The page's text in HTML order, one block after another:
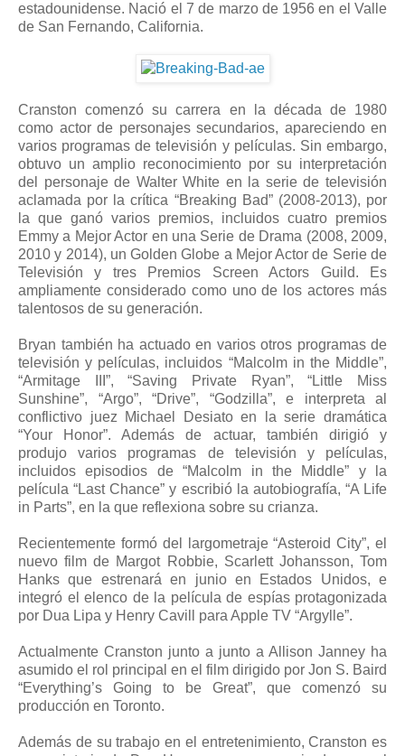
estadounidense. Nació el 7 de marzo de 1956 en el Valle
de San Fernando, California.
Cranston comenzó su carrera en la década de 1980
como actor de personajes secundarios, apareciendo en
varios programas de televisión y películas. Sin embargo,
obtuvo un amplio reconocimiento por su interpretación
del personaje de Walter White en la serie de televisión
aclamada por la crítica “Breaking Bad” (2008-2013), por
la que ganó varios premios, incluidos cuatro premios
Emmy a Mejor Actor en una Serie de Drama (2008, 2009,
2010 y 2014), un Golden Globe a Mejor Actor de Serie de
Televisión y tres Premios Screen Actors Guild. Es
ampliamente considerado como uno de los actores más
talentosos de su generación.
Bryan también ha actuado en varios otros programas de
televisión y películas, incluidos “Malcolm in the Middle”,
“Armitage III”, “Saving Private Ryan”, “Little Miss
Sunshine”, “Argo”, “Drive”, “Godzilla”, e interpreta al
conflictivo juez Michael Desiato en la serie dramática
“Your Honor”. Además de actuar, también dirigió y
produjo varios programas de televisión y películas,
incluidos episodios de “Malcolm in the Middle” y la
película “Last Chance” y escribió la autobiografía, “A Life
in Parts”, en la que reflexiona sobre su crianza.
Recientemente formó del largometraje “Asteroid City”, el
nuevo film de Margot Robbie, Scarlett Johansson, Tom
Hanks que estrenará en junio en Estados Unidos, e
integró el elenco de la película de espías protagonizada
por Dua Lipa y Henry Cavill para Apple TV “Argylle”.
Actualmente Cranston junto a junto a Allison Janney ha
asumido el rol principal en el film dirigido por Jon S. Baird
“Everything’s Going to be Great”, que comenzó su
producción en Toronto.
Además de su trabajo en el entretenimiento, Cranston es